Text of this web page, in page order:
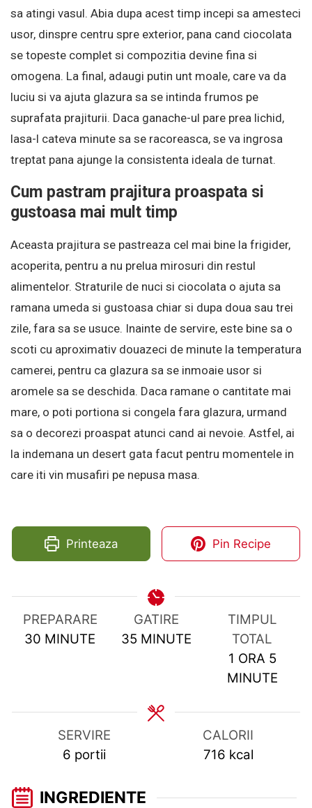
sa atingi vasul. Abia dupa acest timp incepi sa amesteci
usor, dinspre centru spre exterior, pana cand ciocolata
se topeste complet si compozitia devine fina si
omogena. La final, adaugi putin unt moale, care va da
luciu si va ajuta glazura sa se intinda frumos pe
suprafata prajiturii. Daca ganache-ul pare prea lichid,
lasa-l cateva minute sa se racoreasca, se va ingrosa
treptat pana ajunge la consistenta ideala de turnat.
Cum pastram prajitura proaspata si
gustoasa mai mult timp
Aceasta prajitura se pastreaza cel mai bine la frigider,
acoperita, pentru a nu prelua mirosuri din restul
alimentelor. Straturile de nuci si ciocolata o ajuta sa
ramana umeda si gustoasa chiar si dupa doua sau trei
zile, fara sa se usuce. Inainte de servire, este bine sa o
scoti cu aproximativ douazeci de minute la temperatura
camerei, pentru ca glazura sa se inmoaie usor si
aromele sa se deschida. Daca ramane o cantitate mai
mare, o poti portiona si congela fara glazura, urmand
sa o decorezi proaspat atunci cand ai nevoie. Astfel, ai
la indemana un desert gata facut pentru momentele in
care iti vin musafiri pe nepusa masa.
Printeaza Pin Recipe
PREPARARE
30 MINUTES
MINUTE
GATIRE
35MINUTES
MINUTE
TIMPUL
TOTAL
1 HOUR
ORA 5
MINUTE
SERVIRE
6 portii
CALORII
716 kcal
INGREDIENTE